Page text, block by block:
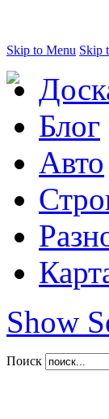
Skip to Menu Skip
Блог
Авто
Show
Поиск